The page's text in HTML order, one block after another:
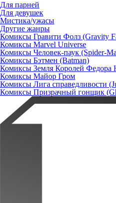
Для парней
Для девушек
Мистика/ужасы
Другие жанры
Комиксы Гравити Фолз (Gravity
Комиксы Marvel Universe
Комиксы Человек-паук (Spider-
Комиксы Бэтмен (Batman)
Комиксы Земля Королей Федора
Комиксы Майор Гром
Комиксы Лига справедливости
Комиксы Призрачный гонщик